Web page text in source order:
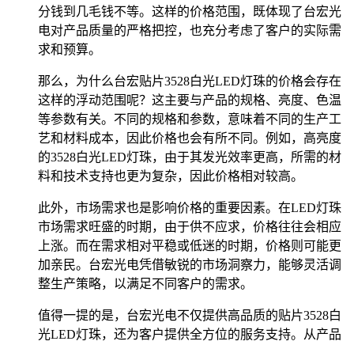
分钱到几毛钱不等。这样的价格范围，既体现了台宏光
电对产品质量的严格把控，也充分考虑了客户的实际需
求和预算。
那么，为什么台宏贴片3528白光LED灯珠的价格会存在
这样的浮动范围呢？这主要与产品的规格、亮度、色温
等参数有关。不同的规格和参数，意味着不同的生产工
艺和材料成本，因此价格也会有所不同。例如，高亮度
的3528白光LED灯珠，由于其发光效率更高，所需的材
料和技术支持也更为复杂，因此价格相对较高。
此外，市场需求也是影响价格的重要因素。在LED灯珠
市场需求旺盛的时期，由于供不应求，价格往往会相应
上涨。而在需求相对平稳或低迷的时期，价格则可能更
加亲民。台宏光电凭借敏锐的市场洞察力，能够灵活调
整生产策略，以满足不同客户的需求。
值得一提的是，台宏光电不仅提供高品质的贴片3528白
光LED灯珠，还为客户提供全方位的服务支持。从产品